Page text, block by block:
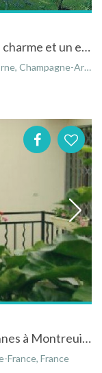
Gîte au jardin dans un moulin plein de charme et un environnement magnifique
Grand Est, France
Location appartement pour 2 personnes à Montreuil près de Paris
France, France